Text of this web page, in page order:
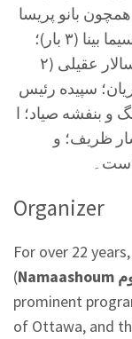
بانو پریسا
(۳ بار)؛ ستاد حسین علیزاده (۲ بار)؛ بانو سیما بینا (۳ بار)؛
گروه دستان (۷ بار)؛ پرویز صیاد (۳ بار)؛ سالار عقیلی (۲
شجریان؛ سپیده رئیس
گروه ضربانگ و بنفشه صیاد؛ ا
ظریف؛ و
است۔
Organizer
For over 22
(Namaashoum
prominent
of Ottawa, and